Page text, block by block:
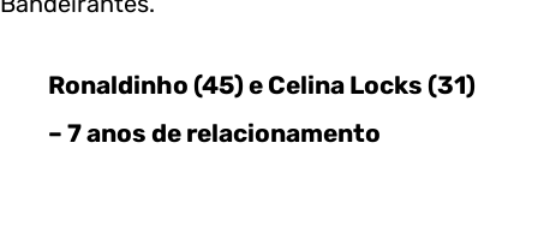
Ronaldinho (45) e Celina Locks (31)
– 7 anos de relacionamento